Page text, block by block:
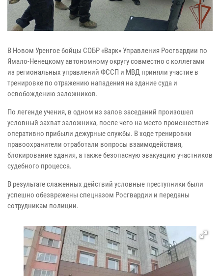
В Новом Уренгое бойцы СОБР «Варк» Управления Росгвардии по
Ямало-Ненецкому автономному округу совместно с коллегами
из региональных управлений ФССП и МВД приняли участие в
тренировке по отражению нападения на здание суда и
освобождению заложников.
По легенде учения, в одном из залов заседаний произошел
условный захват заложника, после чего на место происшествия
оперативно прибыли дежурные службы. В ходе тренировки
правоохранители отработали вопросы взаимодействия,
блокирование здания, а также безопасную эвакуацию участников
судебного процесса.
В результате слаженных действий условные преступники были
успешно обезврежены спецназом Росгвардии и переданы
сотрудникам полиции.